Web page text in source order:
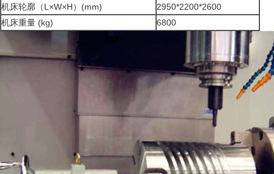
机床轮廓（L×W×H）(mm)
2950*2200*2600
机床重量 (kg)
6800